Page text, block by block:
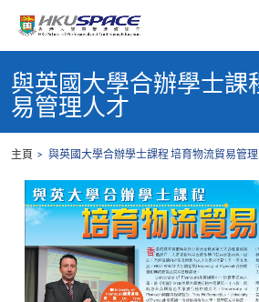
content
start與英國大學合辦學士課
易管理人才
主頁 與英國大學合辦學士課程 培育物流貿易管